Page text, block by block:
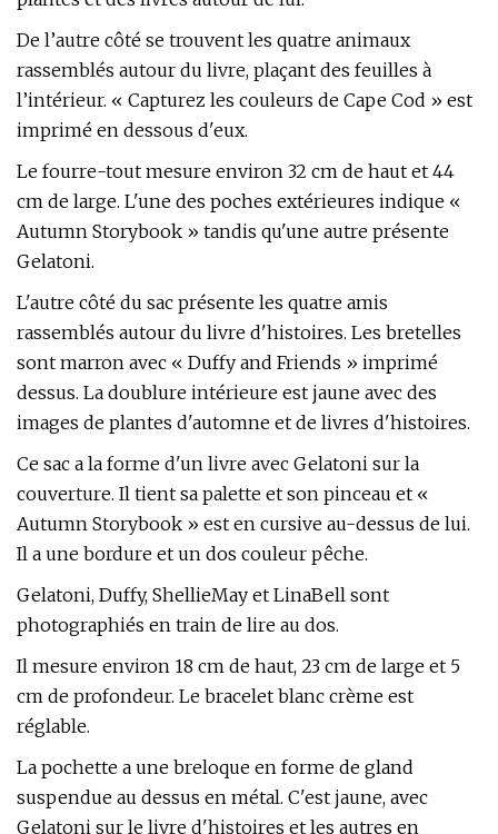
De l’autre côté se trouvent les quatre animaux
rassemblés autour du livre, plaçant des feuilles à
l’intérieur. « Capturez les couleurs de Cape Cod » est
imprimé en dessous d'eux.
Le fourre-tout mesure environ 32 cm de haut et 44
cm de large. L'une des poches extérieures indique «
Autumn Storybook » tandis qu'une autre présente
Gelatoni.
L'autre côté du sac présente les quatre amis
rassemblés autour du livre d'histoires. Les bretelles
sont marron avec « Duffy and Friends » imprimé
dessus. La doublure intérieure est jaune avec des
images de plantes d'automne et de livres d'histoires.
Ce sac a la forme d'un livre avec Gelatoni sur la
couverture. Il tient sa palette et son pinceau et «
Autumn Storybook » est en cursive au-dessus de lui.
Il a une bordure et un dos couleur pêche.
Gelatoni, Duffy, ShellieMay et LinaBell sont
photographiés en train de lire au dos.
Il mesure environ 18 cm de haut, 23 cm de large et 5
cm de profondeur. Le bracelet blanc crème est
réglable.
La pochette a une breloque en forme de gland
suspendue au dessus en métal. C'est jaune, avec
Gelatoni sur le livre d'histoires et les autres en